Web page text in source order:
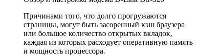
Причинами того, что долго прогружаются
страницы, могут быть засоренный кэш браузера
или большое количество открытых вкладок,
каждая из которых расходует оперативную память
и мощность процессора.